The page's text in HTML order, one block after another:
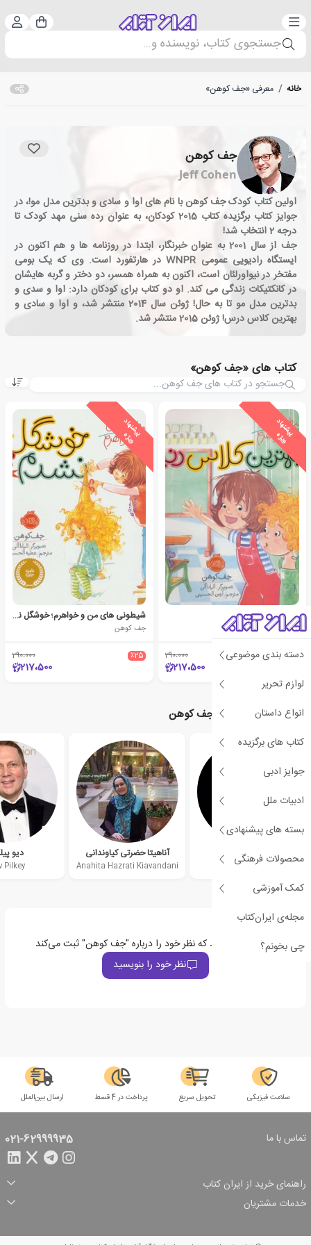
دسته‌بندی سبد
جستجوی کتاب، نویسنده و...
دسته بندی موضوعی
لوازم تحریر
انواع داستان
کتاب های برگزیده
جوایز ادبی
ادبیات ملل
بسته های پیشنهادی
محصولات فرهنگی
کمک آموزشی
مجله‌ی ایران‌کتاب
چی بخونم؟
خانه / معرفی «جف کوهن»
جف کوهن
Jeff Cohen
اولین کتاب کودک جف کوهن با نام های اوا و سادی و بدترین مدل مو!، در
جوایز کتاب برگزیده کتاب 2015 کودکان، به عنوان رده سنی مهد کودک تا
درجه 2 انتخاب شد!
جف از سال 2001 به عنوان خبرنگار، ابتدا در روزنامه ها و هم اکنون در
ایستگاه رادیویی عمومی WNPR در هارتفورد است. وی که یک بومی
مفتخر در نیواورلئان است، اکنون به همراه همسر، دو دختر و گربه هایشان
در کانکتیکات زندگی می کند. او دو كتاب برای كودكان دارد: اوا و سدی و
بدترین مدل مو تا به حال! ژوئن سال 2014 منتشر شد، و اوا و سادی و
بهترین کلاس درس! ژوئن 2015 منتشر شد.
کتاب های «جف کوهن»
پ
ی
ش
ن
ه
ا
د
و
ی
ژ
ه
بهترین کلاس دنیا
جف کوهن
٪25 290،000
217،500
پ
ی
ش
ن
ه
ا
د
و
ی
ژ
ه
شیطونی های من و خواهرم؛ خوشگل نشدم؟
جف کوهن
٪25 290،000
217،500
نویسندگان مرتبط با جف کوهن
بی جی نواک
B.J. Novak
آناهیتا حضرتی کیاوندانی
Anahita Hazrati Kiavandani
دیو
Pilkey
اولین نفری باشید که نظر خود را درباره "جف کوهن" ثبت می‌کند
نظر خود را بنویسید
سلامت فیزیکی تحویل سریع پرداخت در 4 قسط ارسال بین‌الملل
تماس با ما 021-62999935
راهنمای خرید از ایران کتاب
ثبت سفارش
شرایط ارسال سفارش
شیوه پرداخت
تخفیف‌های خرید
خدمات مشتریان